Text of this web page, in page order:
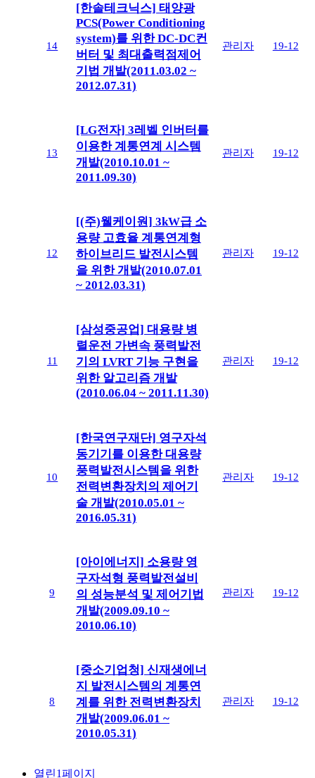
14
[한솔테크닉스] 태양광
PCS(Power Conditioning
system)를 위한 DC-DC컨
버터 및 최대출력점제어
기법 개발(2011.03.02 ~
2012.07.31)
관리자 19-12
13
[LG전자] 3레벨 인버터를
이용한 계통연계 시스템
개발(2010.10.01 ~
2011.09.30)
관리자 19-12
12
[(주)웰케이원] 3kW급 소
용량 고효율 계통연계형
하이브리드 발전시스템
을 위한 개발(2010.07.01
~ 2012.03.31)
관리자 19-12
11
[삼성중공업] 대용량 병
렬운전 가변속 풍력발전
기의 LVRT 기능 구현을
위한 알고리즘 개발
(2010.06.04 ~ 2011.11.30)
관리자 19-12
10
[한국연구재단] 영구자석
동기기를 이용한 대용량
풍력발전시스템을 위한
전력변환장치의 제어기
술 개발(2010.05.01 ~
2016.05.31)
관리자 19-12
9
[아이에너지] 소용량 영
구자석형 풍력발전설비
의 성능분석 및 제어기법
개발(2009.09.10 ~
2010.06.10)
관리자 19-12
8
[중소기업청] 신재생에너
지 발전시스템의 계통연
계를 위한 전력변환장치
개발(2009.06.01 ~
2010.05.31)
관리자 19-12
열린1페이지